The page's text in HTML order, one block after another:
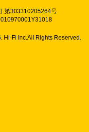
第303310205264号
Hi-Fi Inc.All Rights Reserved.